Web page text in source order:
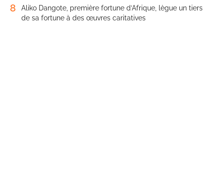
8
Aliko Dangote, première fortune d’Afrique, lègue un tiers
de sa fortune à des œuvres caritatives